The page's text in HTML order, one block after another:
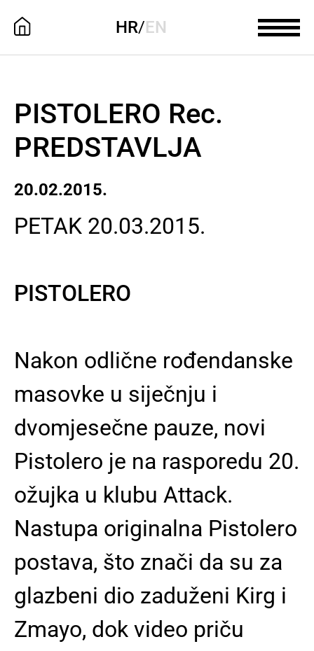
HR/EN
PISTOLERO Rec.
PREDSTAVLJA
20.02.2015.
PETAK 20.03.2015.
PISTOLERO
Nakon odlične rođendanske
masovke u siječnju i
dvomjesečne pauze, novi
Pistolero je na rasporedu 20.
ožujka u klubu Attack.
Nastupa originalna Pistolero
postava, što znači da su za
glazbeni dio zaduženi Kirg i
Zmayo, dok video priču